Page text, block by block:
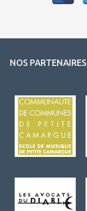
NOS PARTENAIRES